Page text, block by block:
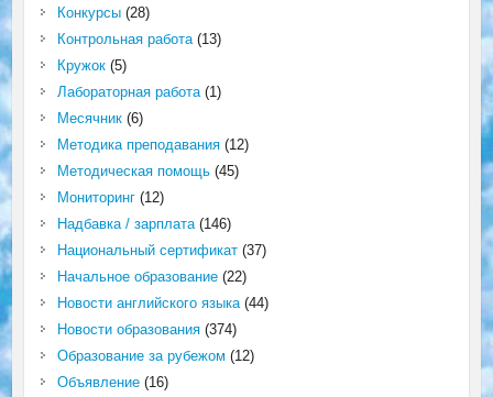
Конкурсы(28)
Контрольная работа(13)
Кружок(5)
Лабораторная работа(1)
Месячник(6)
Методика преподавания(12)
Методическая помощь(45)
Мониторинг(12)
Надбавка / зарплата(146)
Национальный сертификат(37)
Начальное образование(22)
Новости английского языка(44)
Новости образования(374)
Образование за рубежом (12)
Объявление(16)